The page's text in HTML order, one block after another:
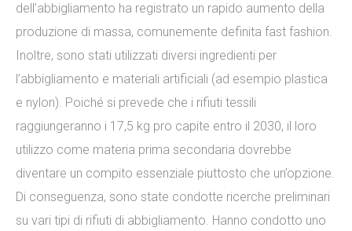
dell’abbigliamento ha registrato un rapido aumento della
produzione di massa, comunemente definita fast fashion.
Inoltre, sono stati utilizzati diversi ingredienti per
l’abbigliamento e materiali artificiali (ad esempio plastica
e nylon). Poiché si prevede che i rifiuti tessili
raggiungeranno i 17,5 kg pro capite entro il 2030, il loro
utilizzo come materia prima secondaria dovrebbe
diventare un compito essenziale piuttosto che un’opzione.
Di conseguenza, sono state condotte ricerche preliminari
su vari tipi di rifiuti di abbigliamento. Hanno condotto uno